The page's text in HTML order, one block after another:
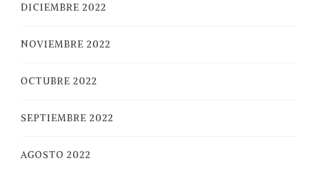
DICIEMBRE 2022
NOVIEMBRE 2022
OCTUBRE 2022
SEPTIEMBRE 2022
AGOSTO 2022